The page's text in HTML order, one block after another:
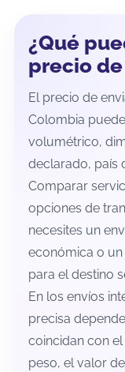
¿Qué
precio
El precio de
Colombia
volumétrico,
declarado, país
Comparar
opciones de
necesites un
económica o
para el destino
En los envíos
precisa
coincidan con
peso, el valor